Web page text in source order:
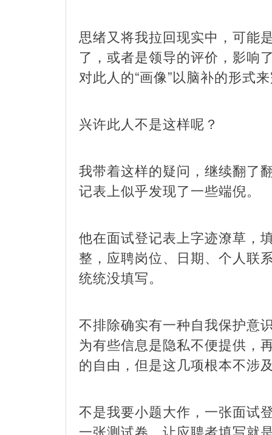
思绪又将我拉回现实中，可能
了，或者是领导的评价，影响
对此人的“画像”以脑补的形式
兴许此人不是这样呢？
我带着这样的疑问，继续翻了
记表上似乎发现了一些端倪。
他在面试登记表上字迹潦草，
整，应聘岗位、日期、个人
统统没填写。
不排除确实有一种自我保护意
为有些信息是隐私不便提供，
的自由，但是这几项根本不涉
不是我要小题大作，一张面试
一张测试卷，让应聘者填写就